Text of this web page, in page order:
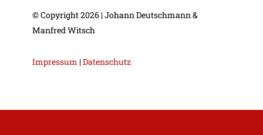
© Copyright 2026 | Johann Deutschmann &
Manfred Witsch
Impressum |Datenschutz